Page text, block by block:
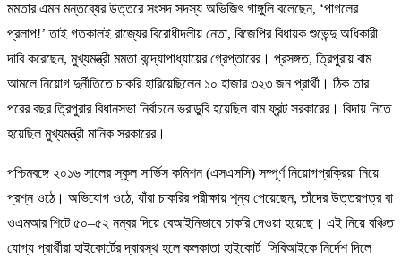
মমতার এমন মন্তব্যের উত্তরে সংসদ সদস্য অভিজিৎ গাঙ্গুলি বলেছেন, ‘পাগলের
প্রলাপ!’ তাই গতকালই রাজ্যের বিরোধীদলীয় নেতা, বিজেপির বিধায়ক শুভেন্দু অধিকারী
দাবি করেছেন, মুখ্যমন্ত্রী মমতা বন্দ্যোপাধ্যায়ের গ্রেপ্তারের। প্রসঙ্গত, ত্রিপুরায় বাম
আমলে নিয়োগ দুর্নীতিতে চাকরি হারিয়েছিলেন ১০ হাজার ৩২৩ জন প্রার্থী। ঠিক তার
পরের বছর ত্রিপুরার বিধানসভা নির্বাচনে ভরাডুবি হয়েছিল বাম ফ্রন্ট সরকারের। বিদায় নিতে
হয়েছিল মুখ্যমন্ত্রী মানিক সরকারের।
পশ্চিমবঙ্গে ২০১৬ সালের স্কুল সার্ভিস কমিশন (এসএসসি) সম্পূর্ণ নিয়োগপ্রক্রিয়া নিয়ে
প্রশ্ন ওঠে। অভিযোগ ওঠে, যাঁরা চাকরির পরীক্ষায় শূন্য পেয়েছেন, তাঁদের উত্তরপত্র বা
ওএমআর শিটে ৫০–৫২ নম্বর দিয়ে বেআইনিভাবে চাকরি দেওয়া হয়েছে। এই নিয়ে বঞ্চিত
যোগ্য প্রার্থীরা হাইকোর্টের দ্বারস্থ হলে কলকাতা হাইকোর্ট সিবিআইকে নির্দেশ দিলে